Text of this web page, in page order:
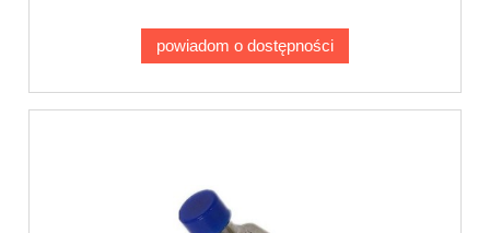
powiadom o dostępności